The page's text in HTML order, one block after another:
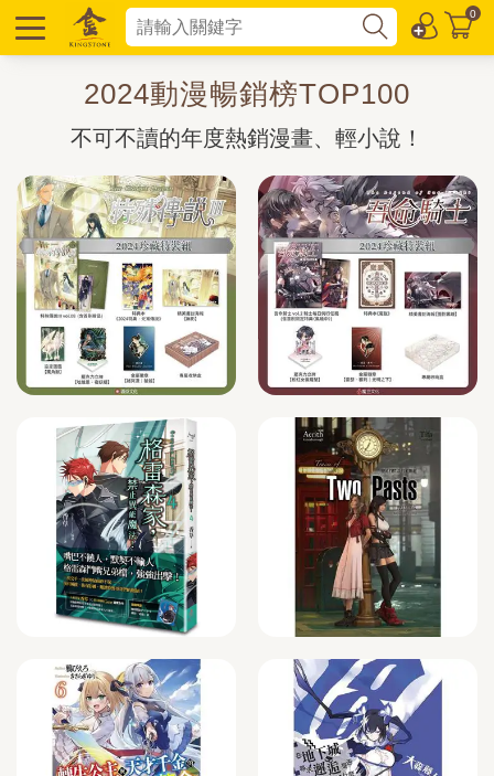
0
2024動漫暢銷榜TOP100
不可不讀的年度熱銷漫畫、輕小說！